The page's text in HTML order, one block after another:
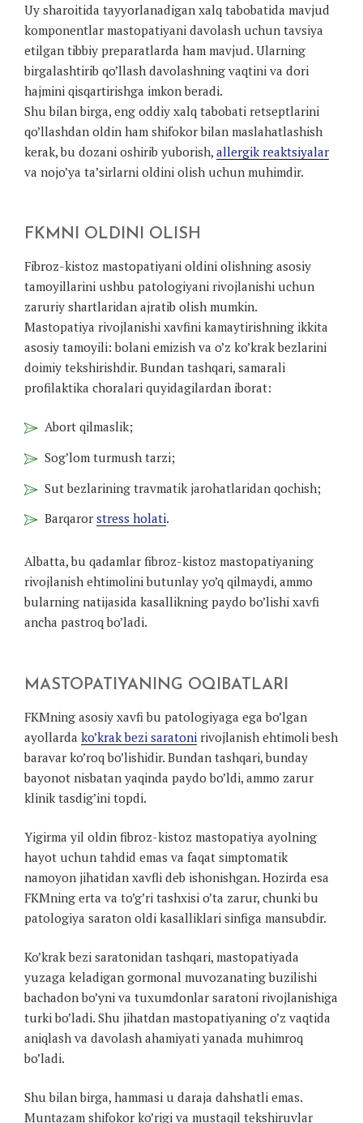
Uy sharoitida tayyorlanadigan xalq tabobatida mavjud
komponentlar mastopatiyani davolash uchun tavsiya
etilgan tibbiy preparatlarda ham mavjud. Ularning
birgalashtirib qo’llash davolashning vaqtini va dori
hajmini qisqartirishga imkon beradi.
Shu bilan birga, eng oddiy xalq tabobati retseptlarini
qo’llashdan oldin ham shifokor bilan maslahatlashish
kerak, bu dozani oshirib yuborish, allergik reaktsiyalar
va nojo’ya ta’sirlarni oldini olish uchun muhimdir.
FKMNI OLDINI OLISH
Fibroz-kistoz mastopatiyani oldini olishning asosiy
tamoyillarini ushbu patologiyani rivojlanishi uchun
zaruriy shartlaridan ajratib olish mumkin.
Mastopatiya rivojlanishi xavfini kamaytirishning ikkita
asosiy tamoyili: bolani emizish va o’z ko’krak bezlarini
doimiy tekshirishdir. Bundan tashqari, samarali
profilaktika choralari quyidagilardan iborat:
Abort qilmaslik;
Sog’lom turmush tarzi;
Sut bezlarining travmatik jarohatlaridan qochish;
Barqaror stress holati.
Albatta, bu qadamlar fibroz-kistoz mastopatiyaning
rivojlanish ehtimolini butunlay yo’q qilmaydi, ammo
bularning natijasida kasallikning paydo bo’lishi xavfi
ancha pastroq bo’ladi.
MASTOPATIYANING OQIBATLARI
FKMning asosiy xavfi bu patologiyaga ega bo’lgan
ayollarda ko’krak bezi saratoni rivojlanish ehtimoli besh
baravar ko’roq bo’lishidir. Bundan tashqari, bunday
bayonot nisbatan yaqinda paydo bo’ldi, ammo zarur
klinik tasdig’ini topdi.
Yigirma yil oldin fibroz-kistoz mastopatiya ayolning
hayot uchun tahdid emas va faqat simptomatik
namoyon jihatidan xavfli deb ishonishgan. Hozirda esa
FKMning erta va to’g’ri tashxisi o’ta zarur, chunki bu
patologiya saraton oldi kasalliklari sinfiga mansubdir.
Ko’krak bezi saratonidan tashqari, mastopatiyada
yuzaga keladigan gormonal muvozanating buzilishi
bachadon bo’yni va tuxumdonlar saratoni rivojlanishiga
turki bo’ladi. Shu jihatdan mastopatiyaning o’z vaqtida
aniqlash va davolash ahamiyati yanada muhimroq
bo’ladi.
Shu bilan birga, hammasi u daraja dahshatli emas.
Muntazam shifokor ko’rigi va mustaqil tekshiruvlar